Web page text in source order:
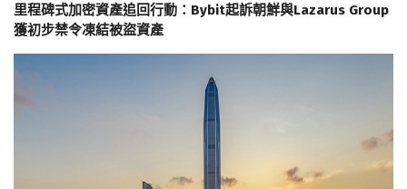
里程碑式加密資產追回行動：Bybit起訴朝鮮與Lazarus Group
獲初步禁令凍結被盜資產